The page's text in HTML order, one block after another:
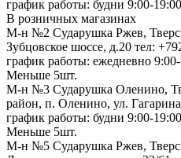
график работы: будни 9:00-
В розничных магазинах
М-н №2 Cударушка Ржев,
Зубцовское шоссе, д.20 тел:
график работы: ежедневно
Меньше 5шт.
М-н №3 Сударушка Оленино,
район, п. Оленино, ул.
график работы: будни 9:00-
Меньше 5шт.
М-н №5 Сударушка Ржев,